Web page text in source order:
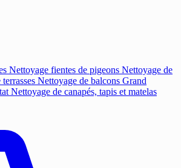
Nettoyage fientes de pigeons Nettoyage de
Nettoyage de balcons Grand
Nettoyage de canapés, tapis et matelas